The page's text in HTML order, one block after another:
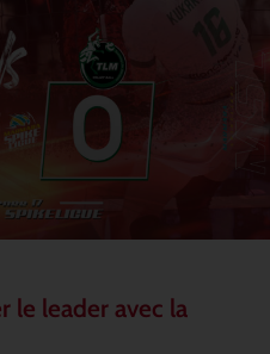
le leader avec la